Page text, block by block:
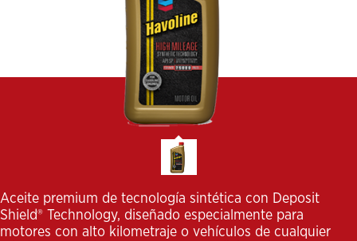
Aceite premium de tecnología sintética con Deposit
Shield® Technology, diseñado especialmente para
motores con alto kilometraje o vehículos de cualquier